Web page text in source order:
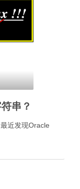
串？
近发现Oracle